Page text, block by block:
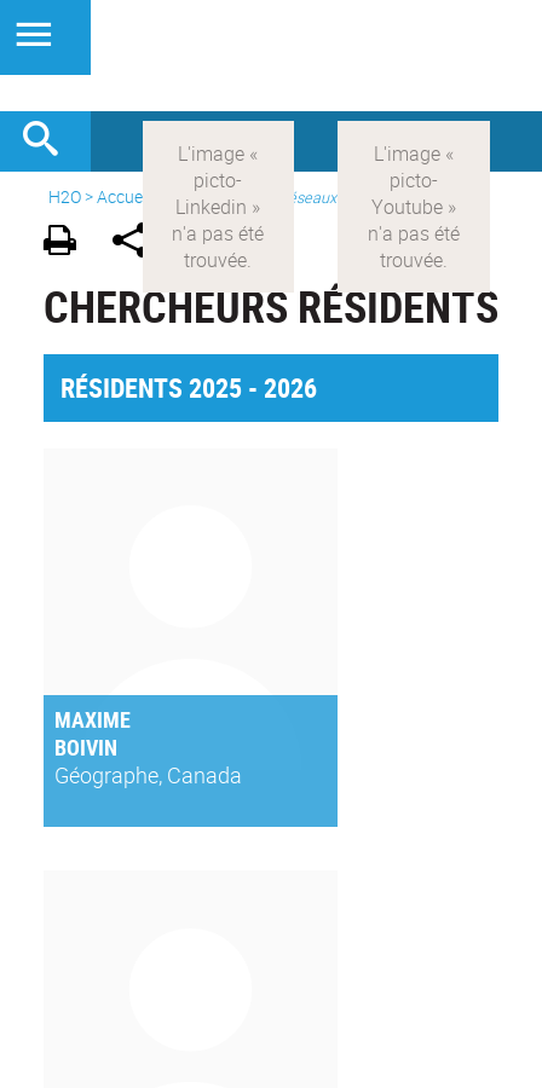
H2O>Accueil Présentation Réseaux
CHERCHEURS RÉSIDENTS
RÉSIDENTS 2025 - 2026
MAXIME
BOIVIN
Géographe, Canada